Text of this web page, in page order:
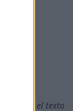
que si el texto